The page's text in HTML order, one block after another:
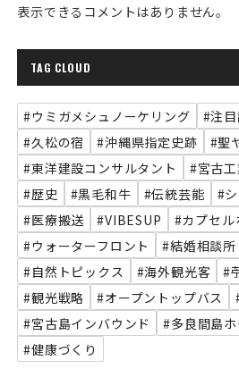
表示できるコメントはありません。
TAG CLOUD
#ウミガメシュノーケリング #注
#久松の宿
#沖縄県指定史跡
#聖
#東洋建設コンサルタント
#宮古
#歴史
#黒毛和牛 #伝統芸能
#
#医療搬送
#VIBESUP #カプセル
#ウォーターフロント
#結婚相談所
#自然トピックス
#海外観光客
#
#観光戦略
#オープントップバス
#宮古島インバウンド
#多良間島
#健康づくり